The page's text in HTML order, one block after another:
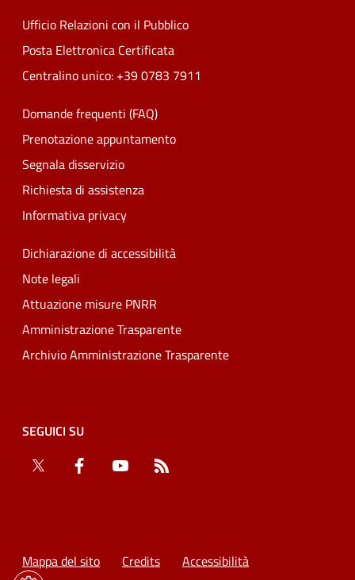
Ufficio Relazioni con il Pubblico
Posta Elettronica Certificata
Centralino unico: +39 0783 7911
Domande frequenti (FAQ)
Prenotazione appuntamento
Segnala disservizio
Richiesta di assistenza
Informativa privacy
Dichiarazione di accessibilità
Note legali
Attuazione misure PNRR
Amministrazione Trasparente
Archivio Amministrazione Trasparente
SEGUICI SU
Twitter
Facebook YouTube
Mappa del sito Credits Accessibilità